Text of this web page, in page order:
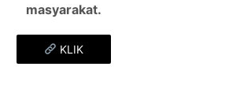
masyarakat.
KLIK